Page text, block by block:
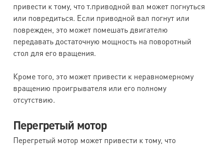
привести к тому, что т.приводной вал может погнуться
или повредиться. Если приводной вал погнут или
поврежден, это может помешать двигателю
передавать достаточную мощность на поворотный
стол для его вращения.
Кроме того, это может привести к неравномерному
вращению проигрывателя или его полному
отсутствию.
Перегретый мотор
Перегретый мотор может привести к тому, что